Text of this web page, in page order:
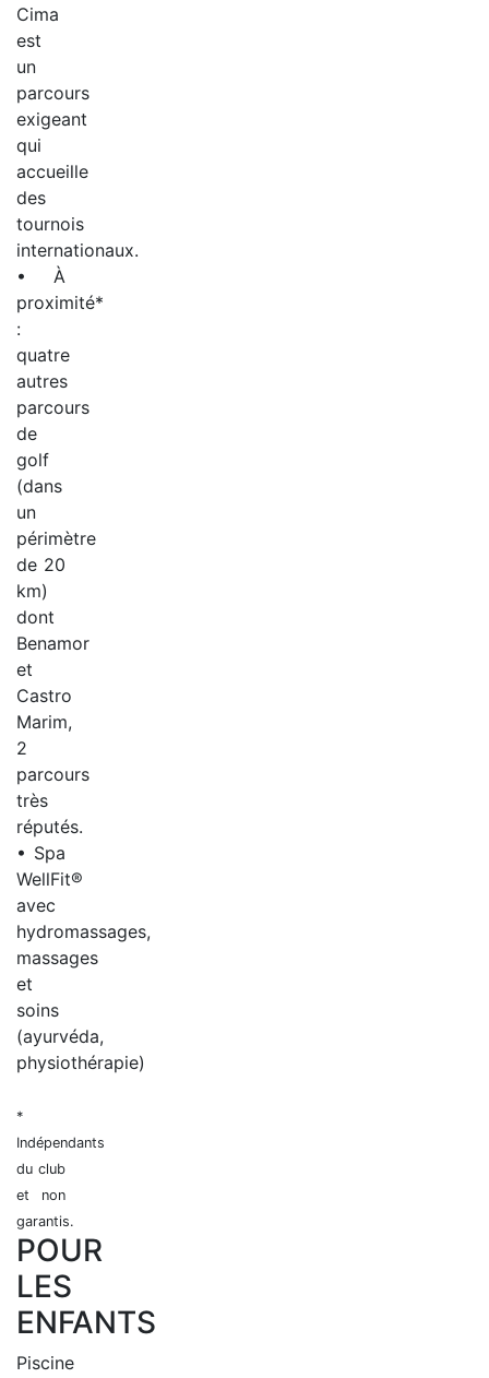
Cima
est
un
parcours
exigeant
qui
accueille
des
tournois
internationaux.
• À
proximité*
:
quatre
autres
parcours
de
golf
(dans
un
périmètre
de 20
km)
dont
Benamor
et
Castro
Marim,
2
parcours
très
réputés.
• Spa
WellFit®
avec
hydromassages,
massages
et
soins
(ayurvéda,
physiothérapie)
*
Indépendants
du club
et non
garantis.
POUR
LES
ENFANTS
Piscine